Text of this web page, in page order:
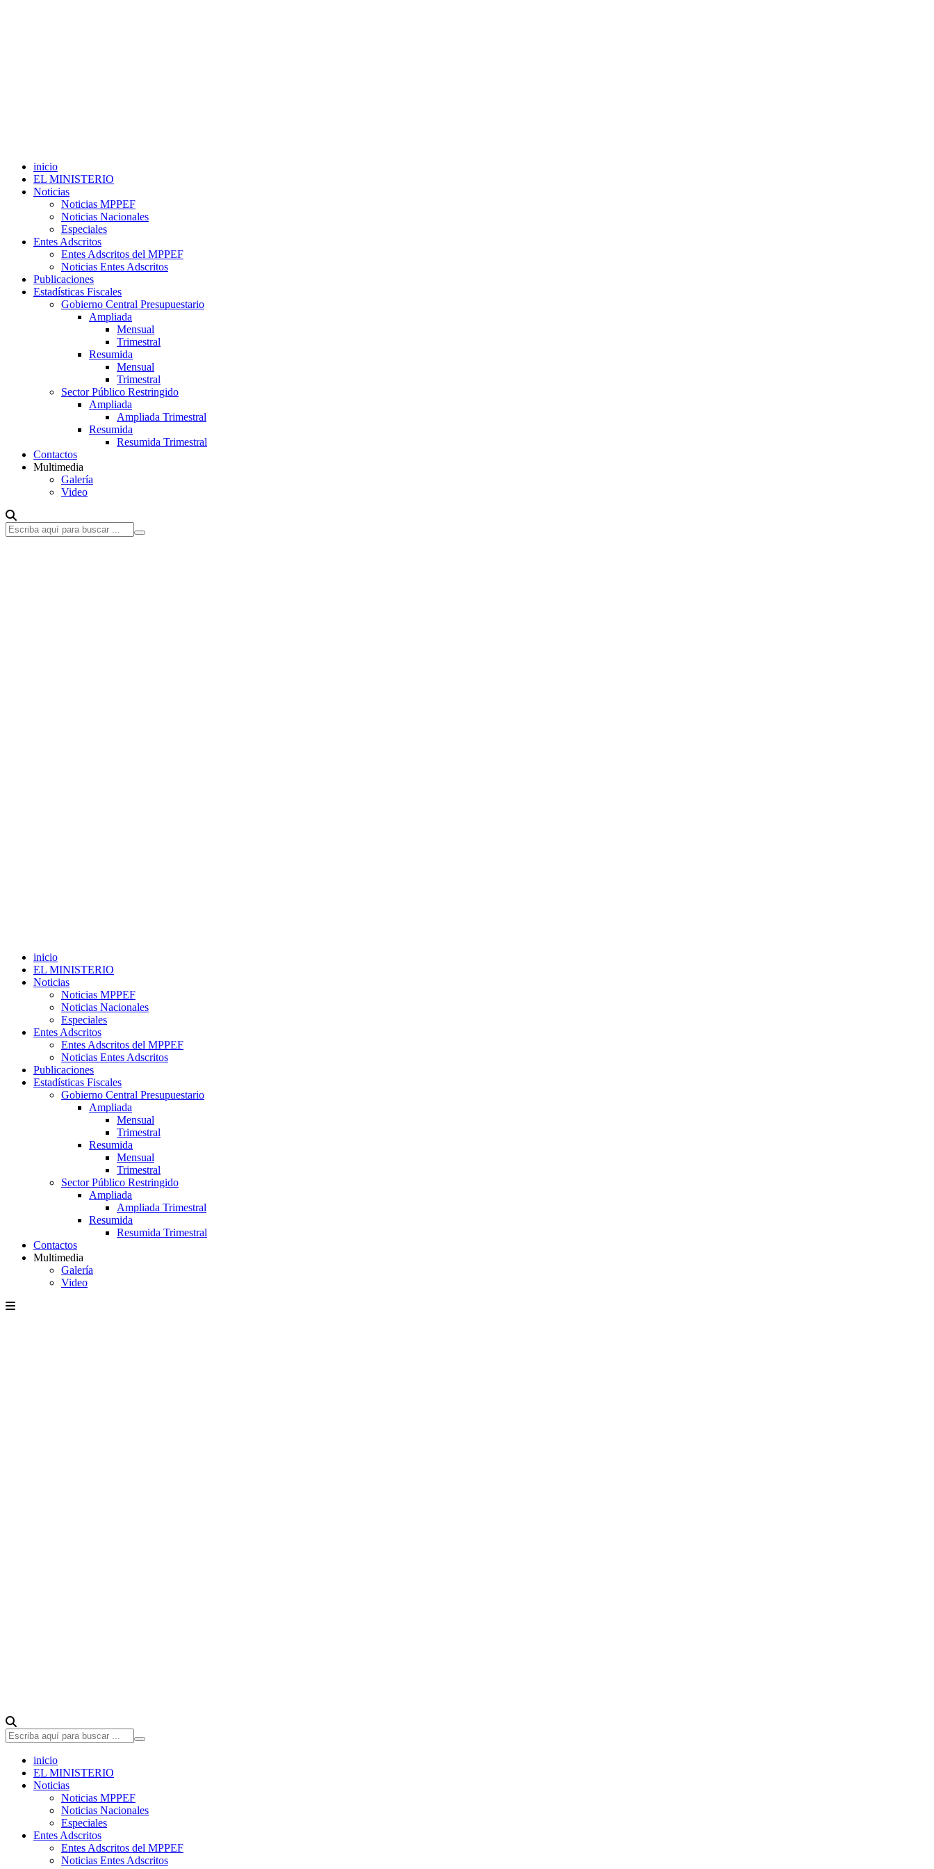
inicio
EL MINISTERIO
Noticias
Noticias MPPEF
Noticias Nacionales
Especiales
Entes Adscritos
Entes Adscritos del MPPEF
Noticias Entes Adscritos
Publicaciones
Estadísticas Fiscales
Gobierno Central Presupuestario
Ampliada
Mensual
Trimestral
Resumida
Mensual
Trimestral
Sector Público Restringido
Ampliada
Ampliada Trimestral
Resumida
Resumida Trimestral
Contactos
Multimedia
Galería
Video
inicio
EL MINISTERIO
Noticias
Noticias MPPEF
Noticias Nacionales
Especiales
Entes Adscritos
Entes Adscritos del MPPEF
Noticias Entes Adscritos
Publicaciones
Estadísticas Fiscales
Gobierno Central Presupuestario
Ampliada
Mensual
Trimestral
Resumida
Mensual
Trimestral
Sector Público Restringido
Ampliada
Ampliada Trimestral
Resumida
Resumida Trimestral
Contactos
Multimedia
Galería
Video
inicio
EL MINISTERIO
Noticias
Noticias MPPEF
Noticias Nacionales
Especiales
Entes Adscritos
Entes Adscritos del MPPEF
Noticias Entes Adscritos